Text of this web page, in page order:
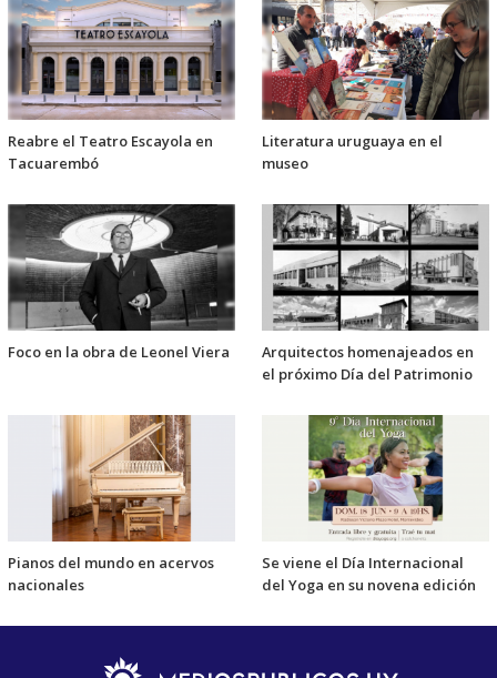
Reabre el Teatro Escayola en
Tacuarembó
Literatura uruguaya en el
museo
Foco en la obra de Leonel Viera
Arquitectos homenajeados en
el próximo Día del Patrimonio
Pianos del mundo en acervos
nacionales
Se viene el Día Internacional
del Yoga en su novena edición